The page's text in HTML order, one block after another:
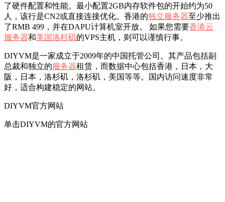
了硬件配置和性能。最小配置2GB内存软件包的开始约为50
人，该行是CN2或直接连接优化。香港的独立服务器至少推出
了RMB 499，并在DAPU计算机室开放。 如果您需要香港云
服务器和美国洛杉矶的VPS主机，则可以谨慎行事。
DIYVM是一家成立于2009年的中国托管公司。其产品包括副
总裁和独立的服务器租赁，而数据中心包括香港，日本，大
阪，日本，洛杉矶，洛杉矶，美国等等。国内访问速度非常
好，适合构建稳定的网站。
DIYVM官方网站
单击DIYVM的官方网站